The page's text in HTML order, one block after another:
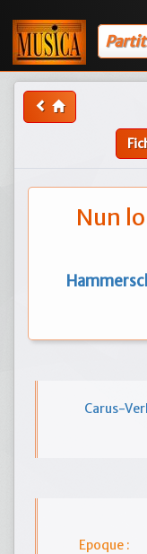
Nun
Carus-
Epoque :